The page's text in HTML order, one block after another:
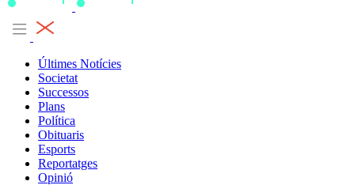
Últimes Notícies
Societat
Successos
Plans
Política
Obituaris
Esports
Reportatges
Opinió